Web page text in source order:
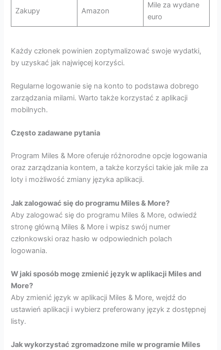
Zakupy Amazon
Mile za wydane
euro
Każdy członek powinien zoptymalizować swoje wydatki,
by uzyskać jak najwięcej korzyści.
Regularne logowanie się na konto to podstawa dobrego
zarządzania milami. Warto także korzystać z aplikacji
mobilnych.
Często zadawane pytania
Program Miles & More oferuje różnorodne opcje logowania
oraz zarządzania kontem, a także korzyści takie jak mile za
loty i możliwość zmiany języka aplikacji.
Jak zalogować się do programu Miles & More?
Aby zalogować się do programu Miles & More, odwiedź
stronę główną Miles & More i wpisz swój numer
członkowski oraz hasło w odpowiednich polach
logowania.
W jaki sposób mogę zmienić język w aplikacji Miles and
More?
Aby zmienić język w aplikacji Miles & More, wejdź do
ustawień aplikacji i wybierz preferowany język z dostępnej
listy.
Jak wykorzystać zgromadzone mile w programie Miles